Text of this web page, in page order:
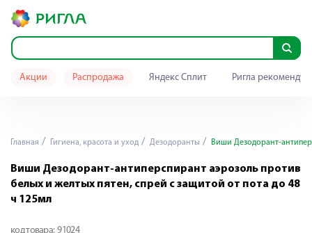
Акции Распродажа Яндекс Сплит Ригла
Главная Гигиена, красота и уход Дезодоранты Виши Дезодорант-
Виши Дезодорант-антиперспирант аэрозоль против
белых и желтых пятен, спрей с защитой от пота до 48
ч 125мл
код товара: 91024